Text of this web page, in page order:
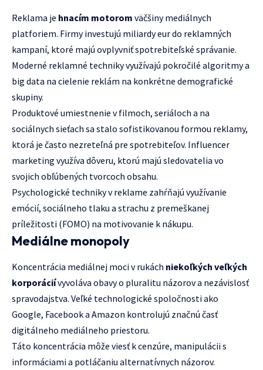
Reklama je hnacím motorom väčšiny mediálnych
platforiem. Firmy investujú miliardy eur do reklamných
kampaní, ktoré majú ovplyvniť spotrebiteľské správanie.
Moderné reklamné techniky využívajú pokročilé algoritmy a
big data na cielenie reklám na konkrétne demografické
skupiny.
Produktové umiestnenie v filmoch, seriáloch a na
sociálnych sieťach sa stalo sofistikovanou formou reklamy,
ktorá je často nezreteľná pre spotrebiteľov. Influencer
marketing využíva dôveru, ktorú majú sledovatelia vo
svojich obľúbených tvorcoch obsahu.
Psychologické techniky v reklame zahŕňajú využívanie
emócií, sociálneho tlaku a strachu z premeškanej
príležitosti (FOMO) na motivovanie k nákupu.
Mediálne monopoly
Koncentrácia mediálnej moci v rukách niekoľkých veľkých
korporáciívyvoláva obavy o pluralitu názorov a nezávislosť
spravodajstva. Veľké technologické spoločnosti ako
Google, Facebook a Amazon kontrolujú značnú časť
digitálneho mediálneho priestoru.
Táto koncentrácia môže viesť k cenzúre, manipulácii s
informáciami a potláčaniu alternatívnych názorov.